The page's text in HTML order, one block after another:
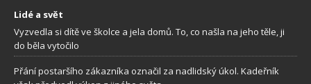
Lidé a svět
Vyzvedla si dítě ve školce a jela domů. To, co našla na jeho těle, ji
do běla vytočilo
Přání postaršího zákazníka označil za nadlidský úkol. Kadeřník